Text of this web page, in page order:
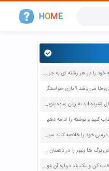
HOME
یکی از هنرمندان معاصر مورد علاقه خود را در هر رشته ای به جز عکاسی صفحه 69 فرهنگ و هنر نهم
یکی از مسیر های عبور و مرور خودروها می باشد ؟ بازی خواستگاری جواب پاسخ
یکی از حکایت هایی را که تا به حال شنیده اید به زبان ساده بنویسید صفحه 97 نگارش ششم دبستان
یکی از متن های ناتمام زیر را انتخاب کنید و نوشته را ادامه دهید صفحه 73 و 74 کتاب نگارش فارسی پنجم دبستان
یکی از درس های مندرج در کتاب درسی خود را خلاصه کنید سپس متن خلاصه شده را با بهره گیری از روش های دسته بندی نمودار جدول نقشه مفهومی نشان دهید صفحه 118 نگارش یازدهم
یکی از صدا های آبشار به هم خوردن برگ ها زنبور را در ذهنتان مجسم کنید و درباره آن یک بند بنویسید صفحه 11 نگارش پنجم
یکی از دو موضوع را به دلخواه انتخاب کن و یک بند درباره آن بنویس صفحه 35 کتاب نگارش فارسی سوم